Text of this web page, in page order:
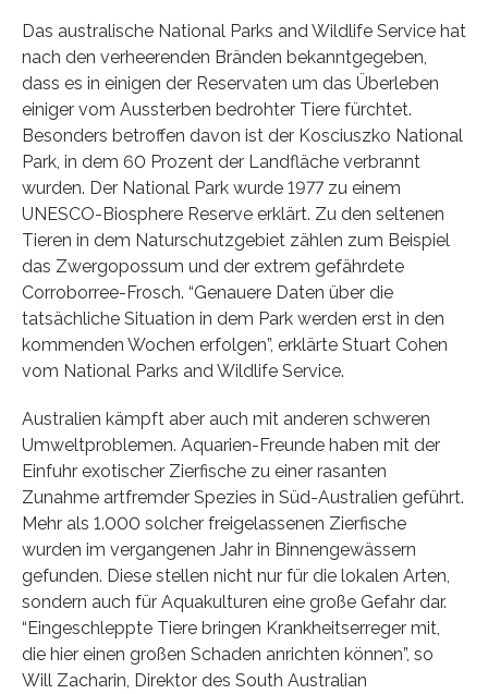
Das australische National Parks and Wildlife Service hat
nach den verheerenden Bränden bekanntgegeben,
dass es in einigen der Reservaten um das Überleben
einiger vom Aussterben bedrohter Tiere fürchtet.
Besonders betroffen davon ist der Kosciuszko National
Park, in dem 60 Prozent der Landfläche verbrannt
wurden. Der National Park wurde 1977 zu einem
UNESCO-Biosphere Reserve erklärt. Zu den seltenen
Tieren in dem Naturschutzgebiet zählen zum Beispiel
das Zwergopossum und der extrem gefährdete
Corroborree-Frosch. “Genauere Daten über die
tatsächliche Situation in dem Park werden erst in den
kommenden Wochen erfolgen”, erklärte Stuart Cohen
vom National Parks and Wildlife Service.
Australien kämpft aber auch mit anderen schweren
Umweltproblemen. Aquarien-Freunde haben mit der
Einfuhr exotischer Zierfische zu einer rasanten
Zunahme artfremder Spezies in Süd-Australien geführt.
Mehr als 1.000 solcher freigelassenen Zierfische
wurden im vergangenen Jahr in Binnengewässern
gefunden. Diese stellen nicht nur für die lokalen Arten,
sondern auch für Aquakulturen eine große Gefahr dar.
“Eingeschleppte Tiere bringen Krankheitserreger mit,
die hier einen großen Schaden anrichten können”, so
Will Zacharin, Direktor des South Australian